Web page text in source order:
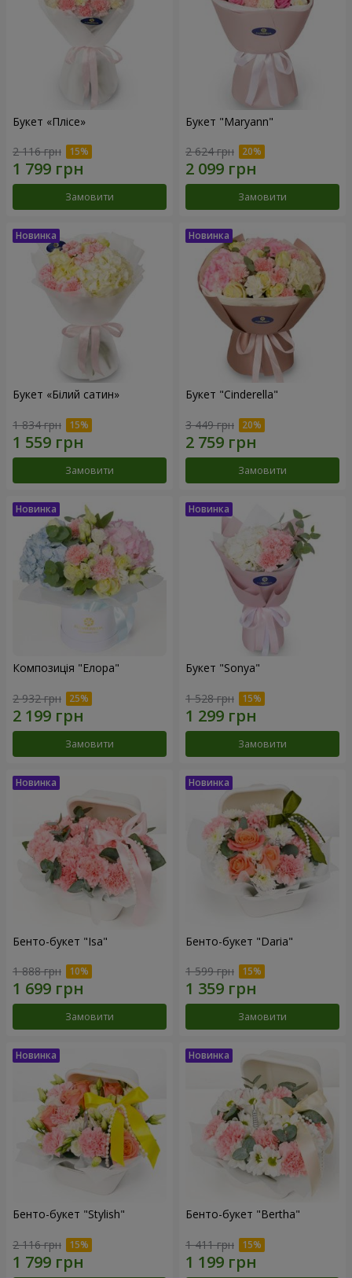
Букет «Плісе»
2 116 грн
Замовити
Букет "Maryann"
2 624 грн
Замовити
Букет «Білий сатин»
1 834 грн
Замовити
Букет "Cinderella"
3 449 грн
Замовити
Композиція "Елора"
2 932 грн
Замовити
Букет "Sonya"
1 528 грн
Замовити
Бенто-букет "Isa"
1 888 грн
Замовити
Бенто-букет "Daria"
1 599 грн
Замовити
Бенто-букет "Stylish"
2 116 грн
Бенто-букет "Bertha"
1 411 грн